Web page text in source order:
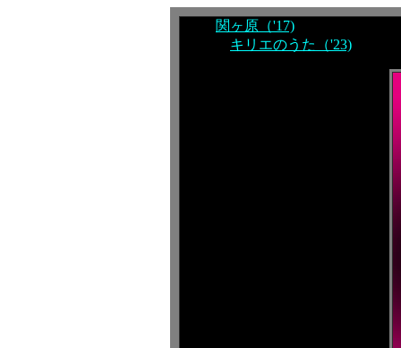
関ヶ原（'17)
キリエのうた（'23)